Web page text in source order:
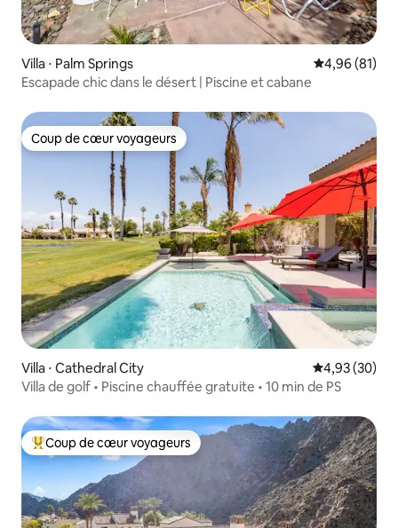
Villa ⋅ Palm Springs Évaluation
4,96 (81)
Escapade chic dans le désert | Piscine et cabane
Coup de cœur voyageurs
Coup de cœur voyageurs
Villa ⋅ Cathedral City Évaluation
4,93 (30)
Villa de golf • Piscine chauffée gratuite • 10 min de PS
Coups de cœur voyageurs les plus appréciés
Coup de cœur voyageurs